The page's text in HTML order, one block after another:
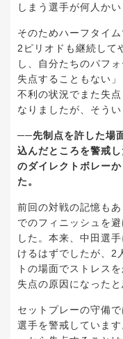
しまう選手が何人かい
そのためハーフタイ
2ピリオドも継続して
し、自分たちのパフ
失点することもない
不利の状況でまた失
なりましたが、そう
──先制点を許した場
込んだところを警戒
のダイレクトボレー
た。
前回の対戦の記憶も
でのフィニッシュを
した。本来、中田選
けるはずでしたが、2
トの場面でストレス
失点の原因になったと
セットプレーの守備
選手を警戒していま